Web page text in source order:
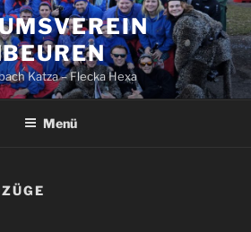
Katza – Flecka Hexa
Menü